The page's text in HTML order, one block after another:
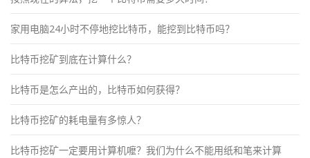
家用电脑24小时不停地挖比特币，能挖到比特币吗？
比特币挖矿到底在计算什么？
比特币是怎么产出的，比特币如何获得？
比特币挖矿的耗电量有多惊人？
比特币挖矿一定要用计算机嚒？我们为什么不能用纸和笔来计算